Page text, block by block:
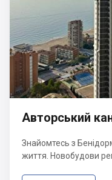
Авторський
Знайомтесь з
життя. Новобудови